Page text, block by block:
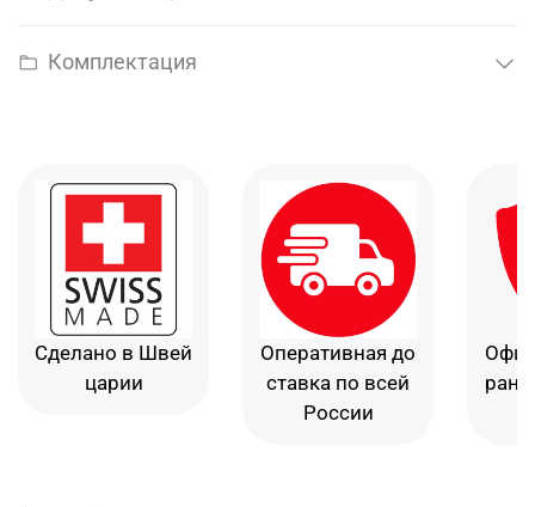
Комплектация
Сделано в Швей
царии
Оперативная до
ставка по всей
России